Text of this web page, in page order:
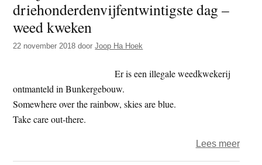
t
e
e
s
i
driehonderdenvijfentwintigste dag –
weed kweken
22 november 2018 doorJoop Ha Hoek
Er is een illegale weedkwekerij
ontmanteld in Bunkergebouw.
Somewhere over the rainbow, skies are blue.
Take care out-there.
Lees meerover